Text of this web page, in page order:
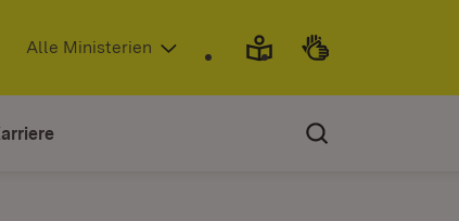
in neuem Fenster)
Alle Ministerien